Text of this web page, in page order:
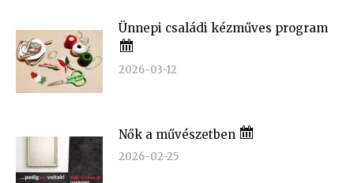
Ünnepi családi kézműves program
2026-03-12
Nők a művészetben
2026-02-25